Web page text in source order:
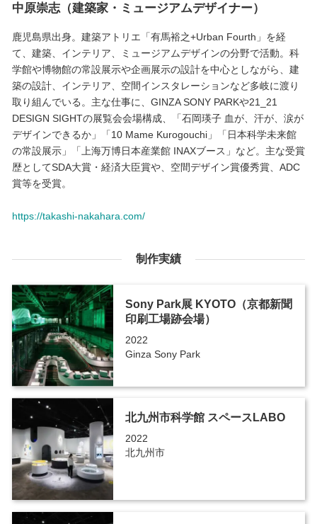
中原崇志（建築家・ミュージアムデザイナー）
鹿児島県出身。建築アトリエ「有馬裕之+Urban Fourth」を経
て、建築、インテリア、ミュージアムデザインの分野で活動。科
学館や博物館の常設展示や企画展示の設計を中心としながら、建
築の設計、インテリア、空間インスタレーションなど多岐に渡り
取り組んでいる。主な仕事に、GINZA SONY PARKや21_21
DESIGN SIGHTの展覧会会場構成、「石岡瑛子 血が、汗が、涙が
デザインできるか」「10 Mame Kurogouchi」「日本科学未来館
の常設展示」「上海万博日本産業館 INAXブース」など。主な受賞
歴としてSDA大賞・経済大臣賞や、空間デザイン賞優秀賞、ADC
賞等を受賞。
https://takashi-nakahara.com/
制作実績
Sony Park展 KYOTO（京都新聞
印刷工場跡会場）
2022
Ginza Sony Park
北九州市科学館 スペースLABO
2022
北九州市